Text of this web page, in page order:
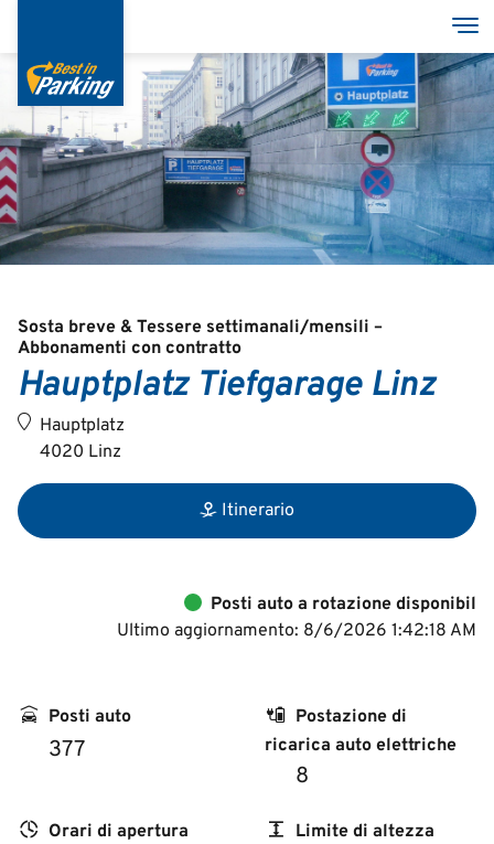
contenuto
principale
Services
Garages
Group
Deutsch
English
Sosta breve & Tessere settimanali/mensili –
Abbonamenti con contratto
Hauptplatz Tiefgarage Linz
Hauptplatz
4020 Linz
Itinerario
Posti auto a rotazione disponibil
Ultimo aggiornamento: 8/6/2026 1:42:18 AM
Posti auto
377
Postazione di
ricarica auto elettriche
8
Orari di apertura
Limite di altezza